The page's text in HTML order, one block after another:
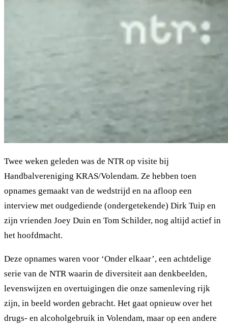
Twee weken geleden was de NTR op visite bij
Handbalvereniging KRAS/Volendam. Ze hebben toen
opnames gemaakt van de wedstrijd en na afloop een
interview met oudgediende (ondergetekende) Dirk Tuip en
zijn vrienden Joey Duin en Tom Schilder, nog altijd actief in
het hoofdmacht.
Deze opnames waren voor ‘Onder elkaar’, een achtdelige
serie van de NTR waarin de diversiteit aan denkbeelden,
levenswijzen en overtuigingen die onze samenleving rijk
zijn, in beeld worden gebracht. Het gaat opnieuw over het
drugs- en alcoholgebruik in Volendam, maar op een andere